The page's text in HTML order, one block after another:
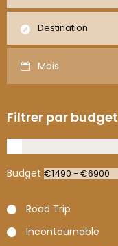
Mois
Filtrer par budget
Budget
Road Trip
Incontournable